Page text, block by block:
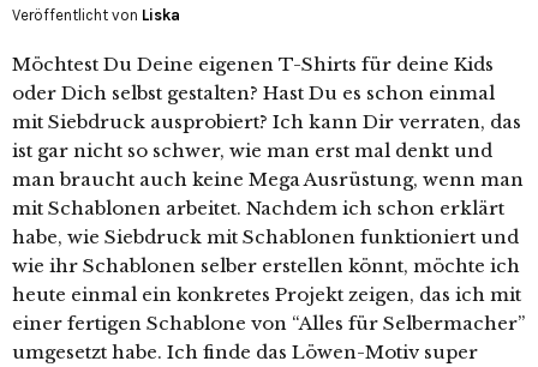
Veröffentlicht von Liska
Möchtest Du Deine eigenen T-Shirts für deine Kids
oder Dich selbst gestalten? Hast Du es schon einmal
mit Siebdruck ausprobiert? Ich kann Dir verraten, das
ist gar nicht so schwer, wie man erst mal denkt und
man braucht auch keine Mega Ausrüstung, wenn man
mit Schablonen arbeitet. Nachdem ich schon erklärt
habe, wie Siebdruck mit Schablonen funktioniert und
wie ihr Schablonen selber erstellen könnt, möchte ich
heute einmal ein konkretes Projekt zeigen, das ich mit
einer fertigen Schablone von “Alles für Selbermacher”
umgesetzt habe. Ich finde das Löwen-Motiv super